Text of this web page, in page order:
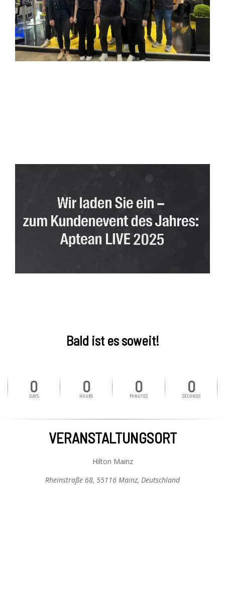
Bald ist es soweit!
0
DAYS
0
HOURS
0
MINUTES
0
SECONDS
VERANSTALTUNGSORT
Hilton Mainz
Rheinstraße 68, 55116 Mainz, Deutschland